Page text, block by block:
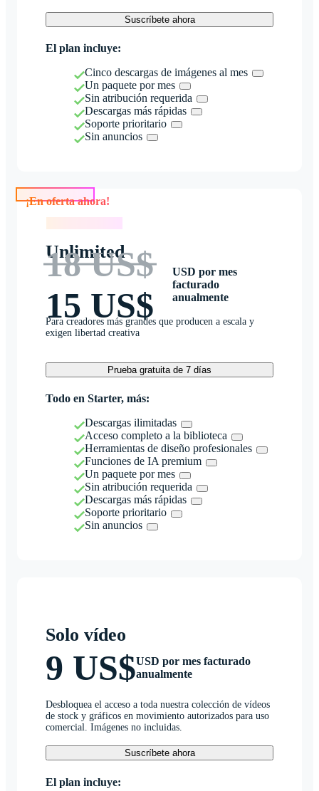
Suscríbete ahora
El plan incluye:
Cinco descargas de imágenes al mes
Un paquete por mes
Sin atribución requerida
Descargas más rápidas
Soporte prioritario
Sin anuncios
Unlimited
18 US$
15 US$
USD por mes
facturado
anualmente
Para creadores más grandes que producen a escala y
exigen libertad creativa
Prueba gratuita de 7 días
Todo en Starter, más:
Descargas ilimitadas
Acceso completo a la biblioteca
Herramientas de diseño profesionales
Funciones de IA premium
Un paquete por mes
Sin atribución requerida
Descargas más rápidas
Soporte prioritario
Sin anuncios
Solo vídeo
9 US$USD por mes facturado
anualmente
Desbloquea el acceso a toda nuestra colección de vídeos
de stock y gráficos en movimiento autorizados para uso
comercial. Imágenes no incluidas.
Suscríbete ahora
El plan incluye: